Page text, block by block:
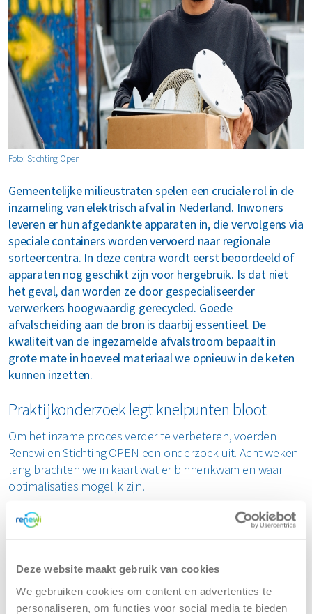
Deze website maakt gebruik van cookies
We gebruiken cookies om content en advertenties te
personaliseren, om functies voor social media te bieden
MyRenewi
ons
Foto: Stichting Open
Gemeentelijke milieustraten spelen een cruciale rol in de
inzameling van elektrisch afval in Nederland. Inwoners
leveren er hun afgedankte apparaten in, die vervolgens via
speciale containers worden vervoerd naar regionale
sorteercentra. In deze centra wordt eerst beoordeeld of
apparaten nog geschikt zijn voor hergebruik. Is dat niet
het geval, dan worden ze door gespecialiseerder
verwerkers hoogwaardig gerecycled. Goede
afvalscheiding aan de bron is daarbij essentieel. De
kwaliteit van de ingezamelde afvalstroom bepaalt in
grote mate in hoeveel materiaal we opnieuw in de keten
kunnen inzetten.
Praktijkonderzoek legt knelpunten bloot
Om het inzamelproces verder te verbeteren, voerden
Renewi en Stichting OPEN een onderzoek uit. Acht weken
lang brachten we in kaart wat er binnenkwam en waar
optimalisaties mogelijk zijn.
De analyse toont dat ongeveer de helft van de
overbeladen containers. In 7 keer per 100 containers
zaten volle frituurpannen. Zelfs in deze lage aantallen
vormt dit een grote verstoring van het sorteerproces.